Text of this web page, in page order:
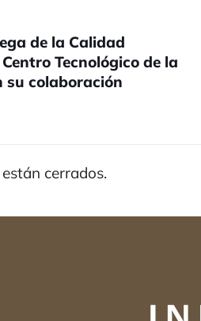
de la Calidad
Tecnológico de la
su colaboración
cerrados.